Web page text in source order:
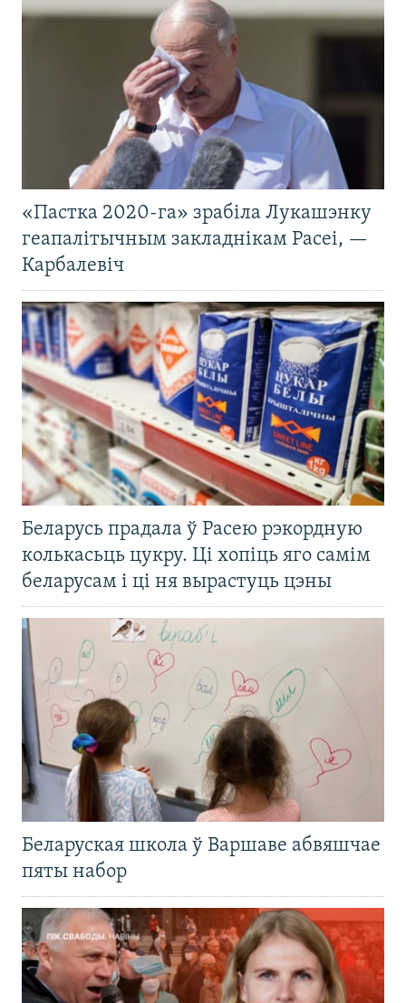
«Пастка 2020-га» зрабіла Лукашэнку
геапалітычным закладнікам Расеі, —
Карбалевіч
Беларусь прадала ў Расею рэкордную
колькасьць цукру. Ці хопіць яго самім
беларусам і ці ня вырастуць цэны
Беларуская школа ў Варшаве абвяшчае
пяты набор